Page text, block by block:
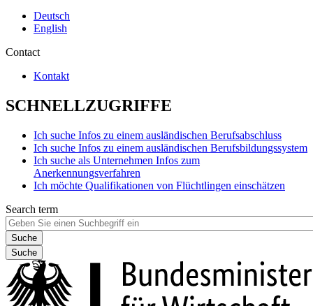
Deutsch
English
Contact
Kontakt
SCHNELLZUGRIFFE
Ich suche Infos zu einem ausländischen Berufsabschluss
Ich suche Infos zu einem ausländischen Berufsbildungssystem
Ich suche als Unternehmen Infos zum
Anerkennungsverfahren
Ich möchte Qualifikationen von Flüchtlingen einschätzen
Search term
Suche